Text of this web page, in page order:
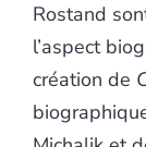
Rostand
l’aspect
création de